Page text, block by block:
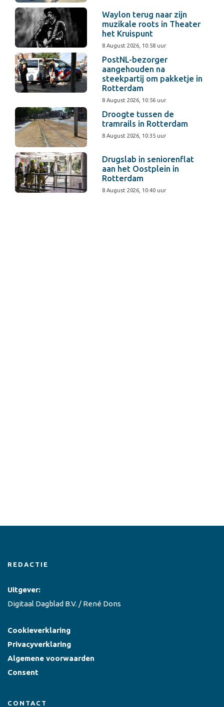
Waylon terug naar zijn
muzikale roots in Theater
het Kruispunt
8 August 2026, 10:58 uur
PostNL-bezorger
aangehouden na
steekpartij om pakketje in
Rotterdam
8 August 2026, 10:56 uur
Droogte tussen de
tramrails in Rotterdam
8 August 2026, 10:35 uur
Drugslab in seniorenflat
aan het Oostplein in
Rotterdam
8 August 2026, 10:40 uur
REDACTIE
Uitgever:
Digitaal Dagblad B.V. / René Dons
Cookieverklaring
Privacyverklaring
Algemene voorwaarden
Consent
CONTACT